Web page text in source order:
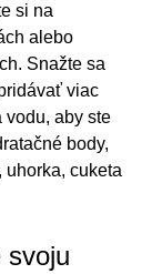
si na
alebo
Snažte sa
viac
vodu, aby ste
body,
cuketa
svoju